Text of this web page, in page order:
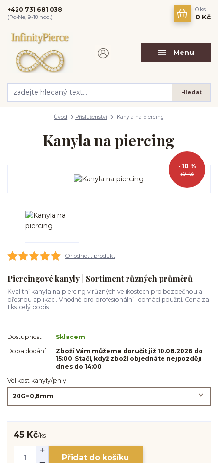
Menu
Hledat
+420 731 681 038
(Po-Ne, 9-18 hod.)
0 ks
0 Kč
Úvod Příslušenství Kanyla na piercing
Kanyla na piercing
50 Kč
- 10 %
Ohodnotit produkt
Piercingové kanyly | Sortiment různých průměrů
Kvalitní kanyla na piercing v různých velikostech pro bezpečnou a
přesnou aplikaci. Vhodné pro profesionální i domácí použití. Cena za
1 ks. celý popis
Dostupnost
Skladem
Doba dodání
Zboží Vám můžeme doručit již 10.08.2026 do
15:00. Stačí, když zboží objednáte nejpozději
dnes do 14:00
Velikost kanyly/jehly
45 Kč/ks
Přidat do košíku